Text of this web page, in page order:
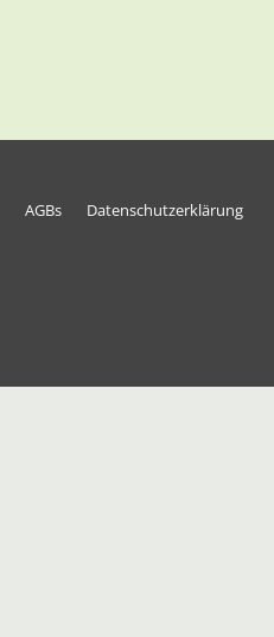
AGBs
Datenschutzerklärung